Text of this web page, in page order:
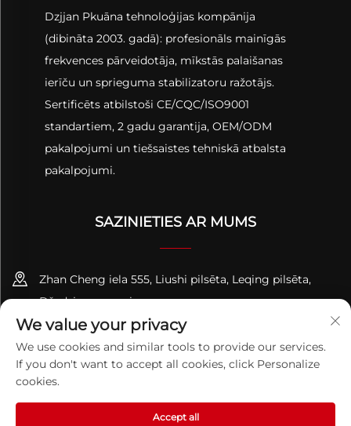
Dzjjan Pkuāna tehnoloģijas kompānija
(dibināta 2003. gadā): profesionāls mainīgās
frekvences pārveidotāja, mīkstās palaišanas
ierīču un sprieguma stabilizatoru ražotājs.
Sertificēts atbilstoši CE/CQC/ISO9001
standartiem, 2 gadu garantija, OEM/ODM
pakalpojumi un tiešsaistes tehniskā atbalsta
pakalpojumi.
SAZINIETIES AR MUMS
Zhan Cheng iela 555, Liushi pilsēta, Leqing pilsēta,
Džedzjanas provinces
+86-13695814656
[email protected]
Autortiesības © 2026 ZHEJIANG PQUAN Technology Co. Ltd.
We value your privacy
We use cookies and similar tools to provide our services.
If you don't want to accept all cookies, click Personalize
cookies.
Accept all